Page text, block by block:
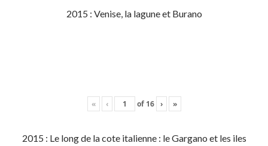
2015 : Venise, la lagune et Burano
« ‹ of 16 › »
2015 : Le long de la cote italienne : le Gargano et les iles